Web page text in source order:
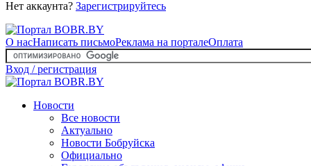
Нет аккаунта? Зарегистрируйтесь
О насНаписать письмоРеклама на порталеОплата
Вход / регистрация
Новости
Все новости
Актуально
Новости Бобруйска
Официально